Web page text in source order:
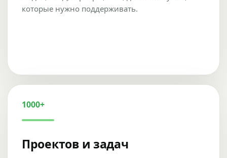
которые нужно поддерживать.
1000+
Проектов и задач